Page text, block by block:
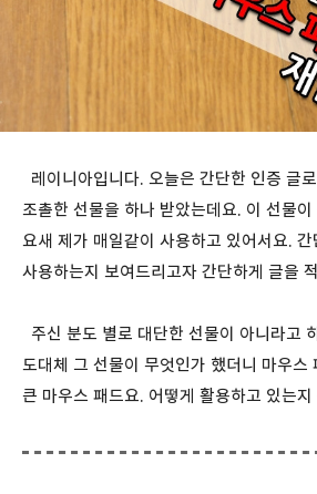
레이니아입니다. 오늘은 간단한 인증 글
조촐한 선물을 하나 받았는데요. 이 선물
요새 제가 매일같이 사용하고 있어서요.
사용하는지 보여드리고자 간단하게 글을
주신 분도 별로 대단한 선물이 아니라고
도대체 그 선물이 무엇인가 했더니 마우스
큰 마우스 패드요. 어떻게 활용하고 있는